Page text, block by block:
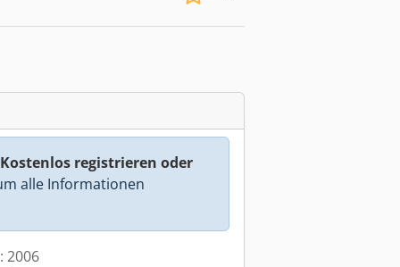
Kostenlos registrieren oder
alle Informationen
2006